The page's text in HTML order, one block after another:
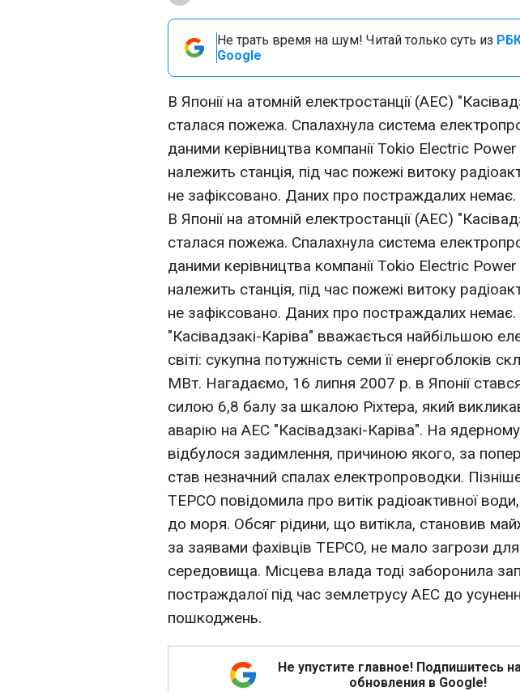
Не трать время на шум! Читай только суть из
Google
В Японії на атомній електростанції (АЕС)
сталася пожежа. Спалахнула система
даними керівництва компанії Tokio Electric Power
належить станція, під час пожежі витоку
не зафіксовано. Даних про постраждалих немає.
В Японії на атомній електростанції (АЕС)
сталася пожежа. Спалахнула система
даними керівництва компанії Tokio Electric Power
належить станція, під час пожежі витоку
не зафіксовано. Даних про постраждалих
"Касівадзакі-Каріва" вважається найбільшою
світі: сукупна потужність семи її енергоблоків
МВт. Нагадаємо, 16 липня 2007 р. в Японії
силою 6,8 балу за шкалою Ріхтера, який
аварію на АЕС "Касівадзакі-Каріва". На
відбулося задимлення, причиною якого, за
став незначний спалах електропроводки.
TEPCO повідомила про витік радіоактивної
до моря. Обсяг рідини, що витікла, становив
за заявами фахівців TEPCO, не мало загрози
середовища. Місцева влада тоді заборонила
постраждалої під час землетрусу АЕС до
пошкоджень.
Не упустите главное! Подпишитесь
обновления в Google!